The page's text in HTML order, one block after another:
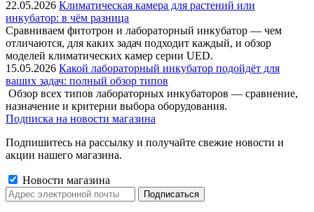
22.05.2026 Климатическая камера для растений или
инкубатор: в чём разница
Сравниваем фитотрон и лабораторный инкубатор — чем
отличаются, для каких задач подходит каждый, и обзор
моделей климатических камер серии UED.
15.05.2026 Какой лабораторный инкубатор подойдёт для
ваших задач: полный обзор типов
Обзор всех типов лабораторных инкубаторов — сравнение,
назначение и критерии выбора оборудования.
Подписка на новости магазина
Подпишитесь на рассылку и получайте свежие новости и
акции нашего магазина.
Новости магазина